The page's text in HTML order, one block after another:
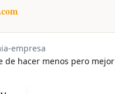
empresa
de hacer menos pero mejor